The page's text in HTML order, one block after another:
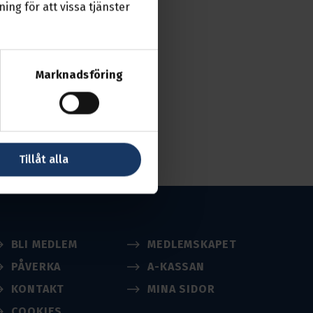
för att vissa tjänster
Marknadsföring
Tillåt alla
BLI MEDLEM
MEDLEMSKAPET
PÅVERKA
A-KASSAN
KONTAKT
MINA SIDOR